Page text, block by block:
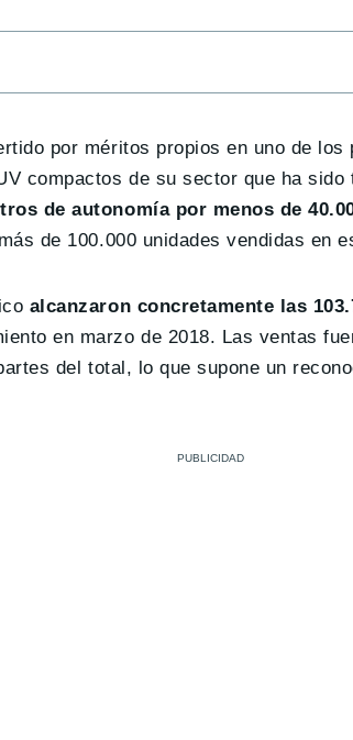
por méritos propios en uno de
compactos de su sector que ha sido
de autonomía por menos de
de 100.000 unidades vendidas en
alcanzaron concretamente las
en marzo de 2018. Las ventas
del total, lo que supone un